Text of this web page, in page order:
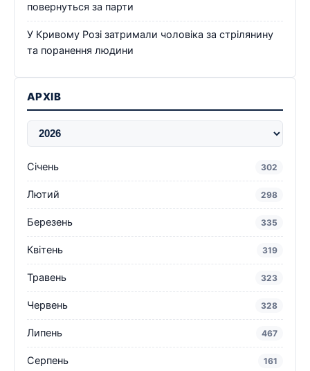
повернуться за парти
У Кривому Розі затримали чоловіка за стрілянину
та поранення людини
АРХІВ
Січень 302
Лютий 298
Березень 335
Квітень 319
Травень 323
Червень 328
Липень 467
Серпень 161